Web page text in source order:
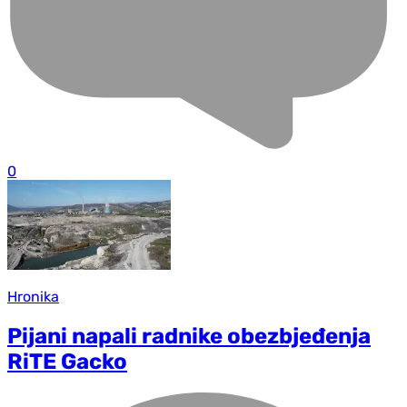
0
Hronika
Pijani napali radnike obezbjeđenja
RiTE Gacko